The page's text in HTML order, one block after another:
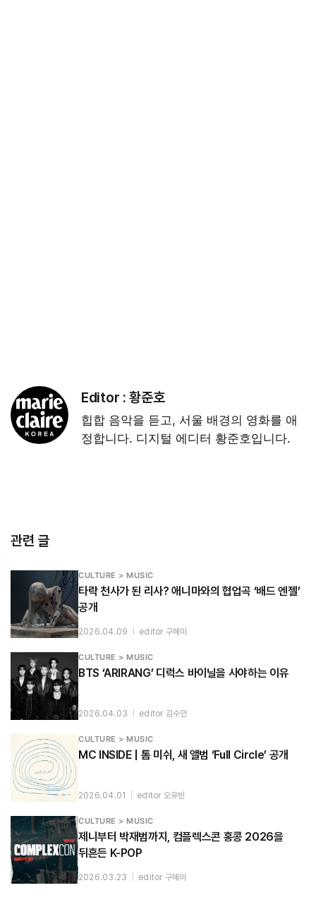
Editor :황준호
힙합 음악을 듣고, 서울 배경의 영화를 애
정합니다. 디지털 에디터 황준호입니다.
관련 글
CULTURE > MUSIC
타락 천사가 된 리사? 애니마와의 협업곡 ‘배드 엔젤’
공개
2026.04.09 editor 구혜미
CULTURE > MUSIC
BTS ‘ARIRANG’ 디럭스 바이닐을 사야하는 이유
2026.04.03 editor 김수인
CULTURE > MUSIC
MC INSIDE | 톰 미쉬, 새 앨범 ‘Full Circle’ 공개
2026.04.01 editor 오유빈
CULTURE > MUSIC
제니부터 박재범까지, 컴플렉스콘 홍콩 2026을
뒤흔든 K-POP
2026.03.23 editor 구혜미